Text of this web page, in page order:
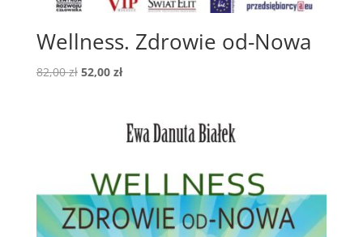
Wellness. Zdrowie od-Nowa
82,00zł Pierwotna
52,00 złAktualna
52,00 zł.